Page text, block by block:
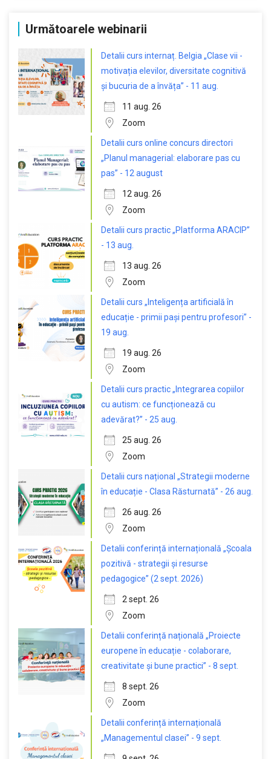
Următoarele webinarii
Detalii curs internaț. Belgia „Clase vii -
motivația elevilor, diversitate cognitivă
și bucuria de a învăța” - 11 aug.
11 aug. 26
Zoom
Detalii curs online concurs directori
„Planul managerial: elaborare pas cu
pas” - 12 august
12 aug. 26
Zoom
Detalii curs practic „Platforma ARACIP”
- 13 aug.
13 aug. 26
Zoom
Detalii curs „Inteligența artificială în
educație - primii pași pentru profesori” -
19 aug.
19 aug. 26
Zoom
Detalii curs practic „Integrarea copiilor
cu autism: ce funcționează cu
adevărat?” - 25 aug.
25 aug. 26
Zoom
Detalii curs național „Strategii moderne
în educație - Clasa Răsturnată” - 26 aug.
26 aug. 26
Zoom
Detalii conferință internațională „Școala
pozitivă - strategii și resurse
pedagogice” (2 sept. 2026)
2 sept. 26
Zoom
Detalii conferință națională „Proiecte
europene în educație - colaborare,
creativitate și bune practici” - 8 sept.
8 sept. 26
Zoom
Detalii conferință internațională
„Managementul clasei” - 9 sept.